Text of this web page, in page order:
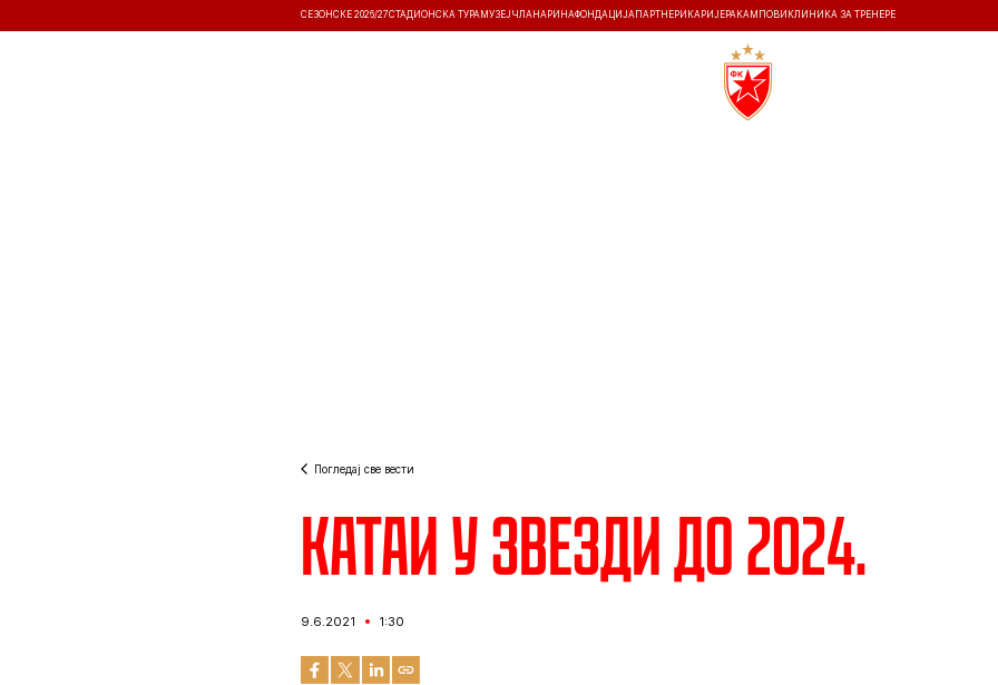
СЕЗОНСКЕ 2026/27СТАДИОНСКА ТУРА МУЗЕЈ ЧЛАНАРИНАФОНДАЦИЈА ПАРТНЕРИ КАРИЈЕРА КАМПОВИ КЛИНИКА ЗА ТРЕНЕРЕ
Погледај све вести
Катаи у Звезди до 2024.
9.6.2021 1:30